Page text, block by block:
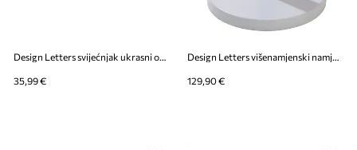
Design Letters svijećnjak ukrasni od čelika s praškastim premazom 15 x 12 x 3,2 cm
35,99 €
Design Letters višenamjenski namještaj od čelika s praškastim premazom 31 x 31 x 45 cm
129,90 €